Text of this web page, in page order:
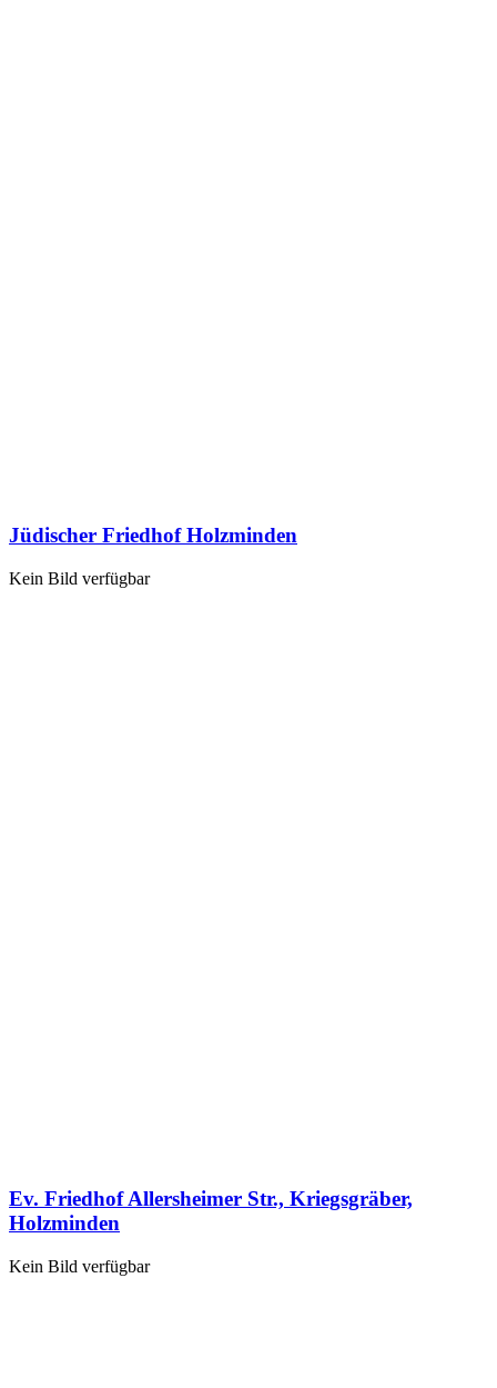
Jüdischer Friedhof Holzminden
Kein Bild verfügbar
Ev. Friedhof Allersheimer Str., Kriegsgräber,
Holzminden
Kein Bild verfügbar